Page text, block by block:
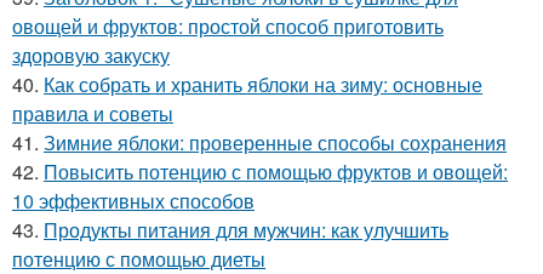
овощей и фруктов: простой способ приготовить
здоровую закуску
40. Как собрать и хранить яблоки на зиму: основные
правила и советы
41. Зимние яблоки: проверенные способы сохранения
42. Повысить потенцию с помощью фруктов и овощей:
10 эффективных способов
43. Продукты питания для мужчин: как улучшить
потенцию с помощью диеты